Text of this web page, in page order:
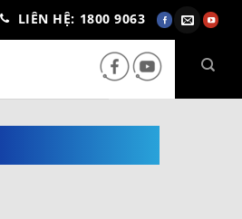
LIÊN HỆ: 1800 9063